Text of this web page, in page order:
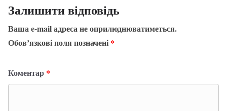
Залишити відповідь
Ваша e-mail адреса не оприлюднюватиметься.
Обов’язкові поля позначені *
Коментар *